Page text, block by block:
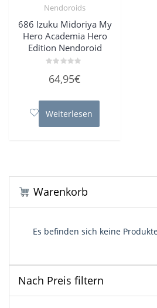
Nendoroids
686 Izuku Midoriya My
Hero Academia Hero
Edition Nendoroid
mit
5
64,95€
Weiterlesen
Warenkorb
Es befinden sich keine
Nach Preis filtern